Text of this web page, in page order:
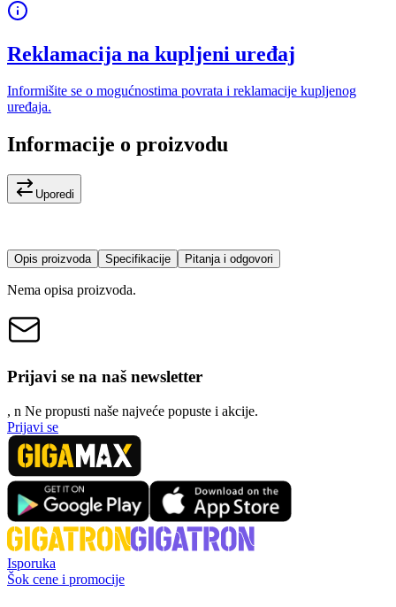
Reklamacija na kupljeni uređaj
Informišite se o mogućnostima povrata i reklamacije kupljenog
uređaja.
Informacije o proizvodu
Uporedi
Opis proizvoda Specifikacije Pitanja i odgovori
Nema opisa proizvoda.
Prijavi se na naš newsletter
, n Ne propusti naše najveće popuste i akcije.
Prijavi se
Isporuka
Šok cene i promocije